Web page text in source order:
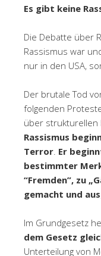
Es gibt keine
Die Debatte über
Rassismus war
nur in den USA,
Der brutale Tod
folgenden
über strukturellen
Rassismus
Terror Er
bestimmter
“Fremden”, zu
gemacht und
Im Grundgesetz
dem Gesetz
Unterteilung von